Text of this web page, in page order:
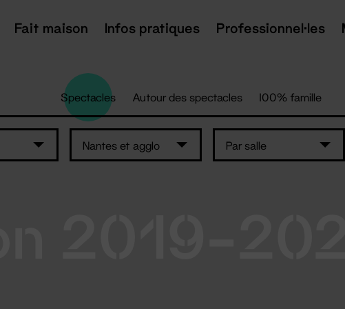
Fait maison Infos pratiques Professionnel·les
Spectacles Autour des spectacles 100% famille
Nantes et agglo Par salle